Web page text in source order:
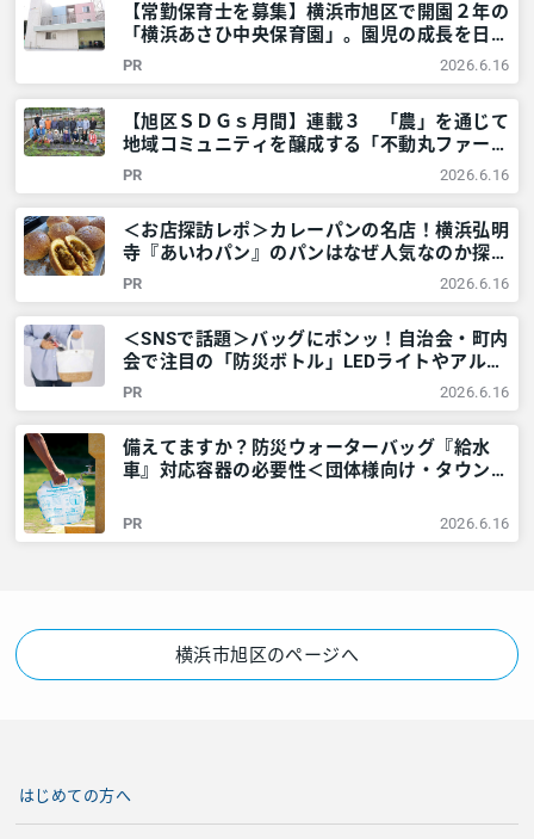
【常勤保育士を募集】横浜市旭区で開園２年の
「横浜あさひ中央保育園」。園児の成長を日々
実感。「新しい歴史をともにつくりません
か？」 – 神奈川・東京多摩のご近所情報 – レ
アリア
PR 2026.6.16
【旭区ＳＤＧｓ月間】連載３ 「農」を通じて
地域コミュニティを醸成する「不動丸ファー
ム」を取材！ – 神奈川・東京多摩のご近所情
報 – レアリア
PR 2026.6.16
＜お店探訪レポ＞カレーパンの名店！横浜弘明
寺『あいわパン』のパンはなぜ人気なのか探っ
てみた – 神奈川・東京多摩のご近所情報 – レ
アリア
PR 2026.6.16
＜SNSで話題＞バッグにポンッ！自治会・町内
会で注目の「防災ボトル」LEDライトやアルミ
シートなど6点が1本に – 神奈川・東京多摩の
ご近所情報 – レアリア
PR 2026.6.16
備えてますか？防災ウォーターバッグ『給水
車』対応容器の必要性＜団体様向け・タウンニ
多摩のご近所情報 – レアリア
PR 2026.6.16
横浜市旭区のページへ
はじめての方へ